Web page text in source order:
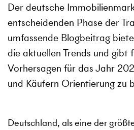
Der deutsche
entscheidenden Phase der
umfassende Blogbeitrag
die aktuellen Trends und gibt
Vorhersagen für das Jahr
und Käufern Orientierung zu
Deutschland, als eine der